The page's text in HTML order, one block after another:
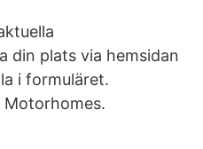
din plats via hemsidan
i formuläret.